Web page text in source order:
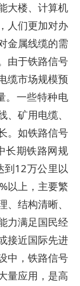
大楼、计算机
人们更加对办
金属线缆的需
由于铁路信号
缆市场规模预
。一些特种电
矿用电缆、
。如铁路信号
长期铁路网规
到12万公里以
以上，主要繁
结构清晰、
力满足国民经
接近国际先进
中，铁路信号
量应用，是高